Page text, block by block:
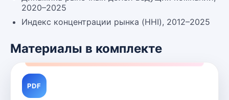
2020–2025
Индекс концентрации рынка (HHI), 2012–2025
Материалы в комплекте
PDF